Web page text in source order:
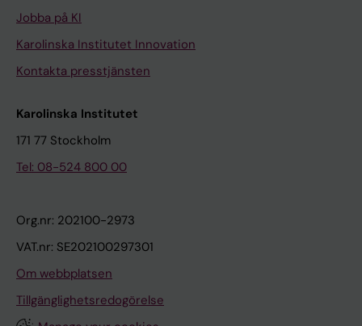
Jobba på KI
Karolinska Institutet Innovation
Kontakta presstjänsten
Karolinska Institutet
171 77 Stockholm
Tel: 08-524 800 00
Org.nr: 202100-2973
VAT.nr: SE202100297301
Om webbplatsen
Tillgänglighetsredogörelse